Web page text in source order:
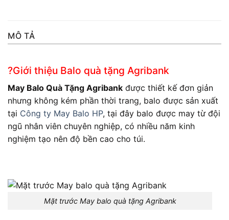
MÔ TẢ
?Giới thiệu Balo quà tặng Agribank
May Balo Quà Tặng Agribank được thiết kế đơn giản
nhưng không kém phần thời trang, balo được sản xuất
tại Công ty May Balo HP, tại đây balo được may từ đội
ngũ nhân viên chuyên nghiệp, có nhiều năm kinh
nghiệm tạo nên độ bền cao cho túi.
Mặt trước May balo quà tặng Agribank